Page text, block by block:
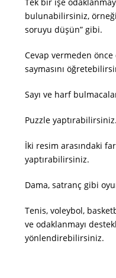
bulunabilirsiniz,
soruyu düşün” gibi.
Cevap vermeden
saymasını
Sayı ve harf
Puzzle yaptırabilirsiniz.
İki resim arasındaki
yaptırabilirsiniz.
Dama, satranç gibi
Tenis, voleybol,
ve odaklanmayı
yönlendirebilirsiniz.